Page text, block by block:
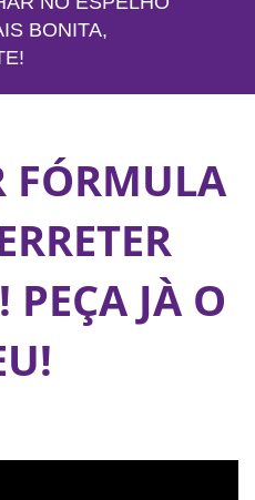
BONITA,
FÓRMULA
JÀ O